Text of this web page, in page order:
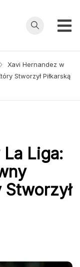
Xavi Hernandez w
Stworzył Piłkarską
Liga: